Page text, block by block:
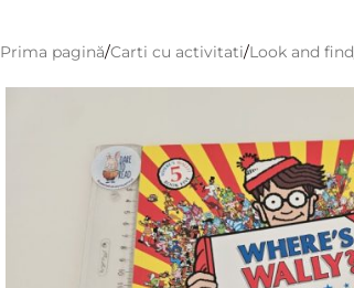
Prima pagină Carti cu activitati Look and find